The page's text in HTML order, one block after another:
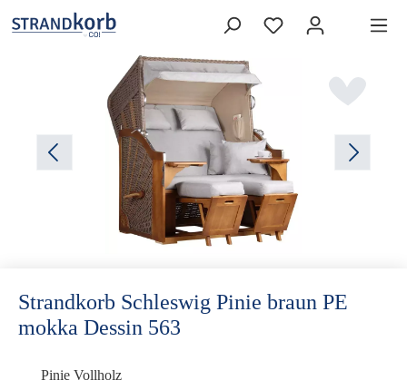
Strandkorb Schleswig Pinie braun PE
mokka Dessin 563
Pinie Vollholz